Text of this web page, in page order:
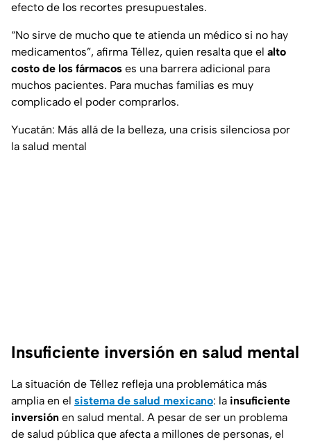
efecto de los recortes presupuestales.
“No sirve de mucho que te atienda un médico si no hay
medicamentos”, afirma Téllez, quien resalta que el alto
costo de los fármacos es una barrera adicional para
muchos pacientes. Para muchas familias es muy
complicado el poder comprarlos.
Yucatán: Más allá de la belleza, una crisis silenciosa por
la salud mental
Insuficiente inversión en salud mental
La situación de Téllez refleja una problemática más
amplia en el sistema de salud mexicano: la insuficiente
inversión en salud mental. A pesar de ser un problema
de salud pública que afecta a millones de personas, el